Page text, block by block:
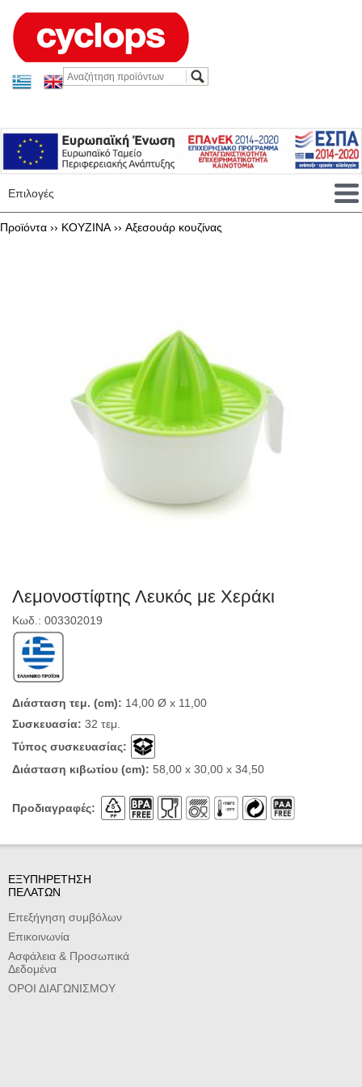
Επιλογές
Προϊόντα ›› KOYZINA›› Αξεσουάρ κουζίνας
Λεμονοστίφτης Λευκός με Χεράκι
Κωδ.: 003302019
Διάσταση τεμ. (cm): 14,00 Ø x 11,00
Συσκευασία: 32 τεμ.
Τύπος συσκευασίας:
Διάσταση κιβωτίου (cm): 58,00 x 30,00 x 34,50
Προδιαγραφές:
ΕΞΥΠΗΡΕΤΗΣΗ
ΠΕΛΑΤΩΝ
Επεξήγηση συμβόλων
Επικοινωνία
Ασφάλεια & Προσωπικά
Δεδομένα
ΟΡΟΙ ΔΙΑΓΩΝΙΣΜΟΥ